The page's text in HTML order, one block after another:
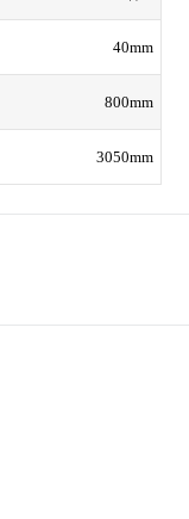
40mm
800mm
3050mm